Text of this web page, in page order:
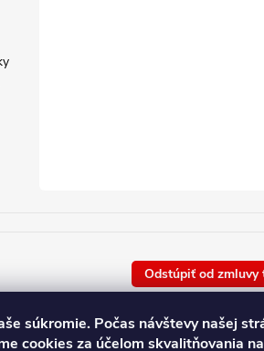
súkromie. Počas návštevy našej
cookies za účelom skvalitňovania
Odstúpiť od zmluvy